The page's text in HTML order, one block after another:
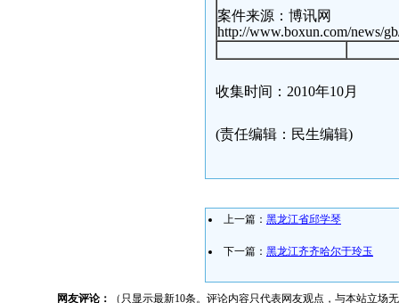
案件来源：博讯网
http://www.boxun.com/news/
收集时间：2010年10月
(责任编辑：民生编辑)
上一篇： 黑龙江省邱学琴
下一篇： 黑龙江齐齐哈尔于玲玉
网友评论： （只显示最新10条。评论内容只代表网友观点，与本站立场